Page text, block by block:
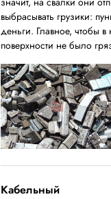
выбрасывать грузики:
деньги. Главное, чтобы в
поверхности не было
Кабельный